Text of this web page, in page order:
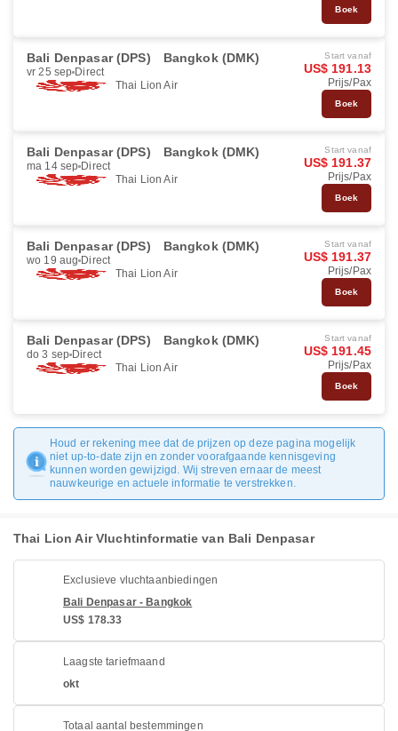
Boek
Bali Denpasar (DPS) Bangkok (DMK)
vr 25 sep Direct
Thai Lion Air
Start vanaf
US$ 191.13
Prijs/Pax
Boek
Bali Denpasar (DPS) Bangkok (DMK)
ma 14 sep Direct
Thai Lion Air
Start vanaf
US$ 191.37
Prijs/Pax
Boek
Bali Denpasar (DPS) Bangkok (DMK)
wo 19 aug Direct
Thai Lion Air
Start vanaf
US$ 191.37
Prijs/Pax
Boek
Bali Denpasar (DPS) Bangkok (DMK)
do 3 sep Direct
Thai Lion Air
Start vanaf
US$ 191.45
Prijs/Pax
Boek
Houd er rekening mee dat de prijzen op deze pagina mogelijk
niet up-to-date zijn en zonder voorafgaande kennisgeving
kunnen worden gewijzigd. Wij streven ernaar de meest
nauwkeurige en actuele informatie te verstrekken.
Thai Lion Air Vluchtinformatie van Bali Denpasar
Exclusieve vluchtaanbiedingen
Bali Denpasar - Bangkok
US$ 178.33
Laagste tariefmaand
okt
Totaal aantal bestemmingen